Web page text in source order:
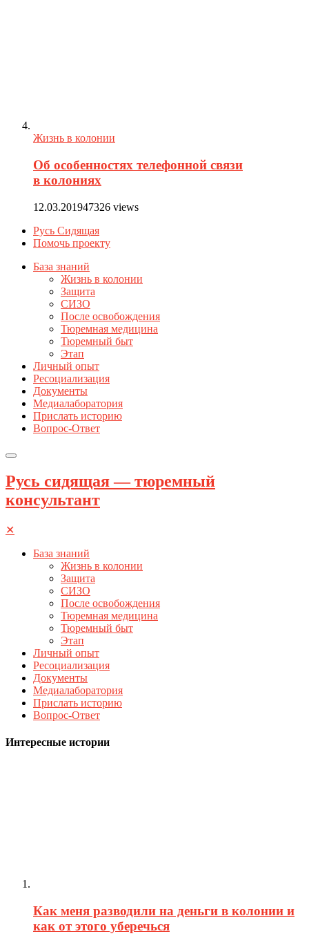
Жизнь в колонии
Об особенностях телефонной связи
в колониях
12.03.201947326 views
Русь Сидящая
Помочь проекту
База знаний
Жизнь в колонии
Защита
СИЗО
После освобождения
Тюремная медицина
Тюремный быт
Этап
Личный опыт
Ресоциализация
Документы
Медиалаборатория
Прислать историю
Вопрос-Ответ
Русь сидящая — тюремный
консультант
✕
База знаний
Жизнь в колонии
Защита
СИЗО
После освобождения
Тюремная медицина
Тюремный быт
Этап
Личный опыт
Ресоциализация
Документы
Медиалаборатория
Прислать историю
Вопрос-Ответ
Интересные истории
Как меня разводили на деньги в колонии и
как от этого уберечься